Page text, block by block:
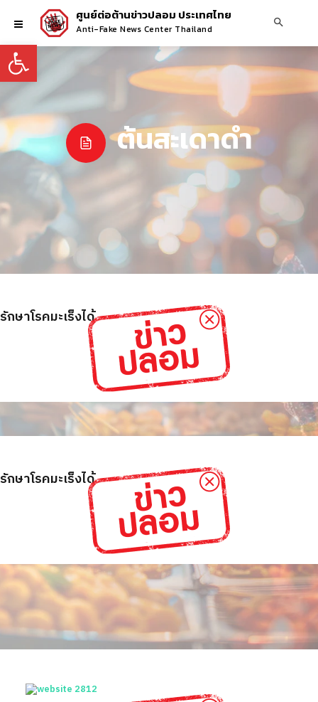
Open toolbar
ศูนย์ต่อต้านข่าวปลอม ประเทศไทย
Anti-Fake News Center Thailand
ต้นสะเดาดำ
ษาโรคมะเร็งได้
ษาโรคมะเร็งได้